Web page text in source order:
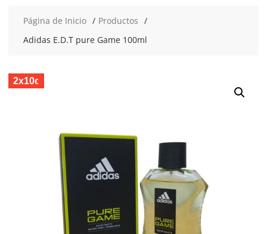
Página de Inicio
Productos
Adidas E.D.T pure Game 100ml
2x10€